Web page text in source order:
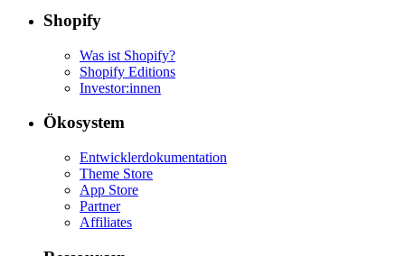
Shopify
Was ist Shopify?
Shopify Editions
Investor:innen
Ökosystem
Entwicklerdokumentation
Theme Store
App Store
Partner
Affiliates